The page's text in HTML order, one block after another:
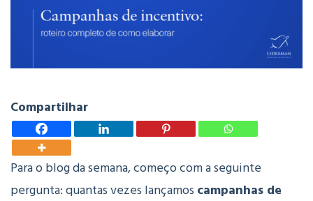
Compartilhar
Para o blog da semana, começo com a seguinte
pergunta: quantas vezes lançamos campanhas de